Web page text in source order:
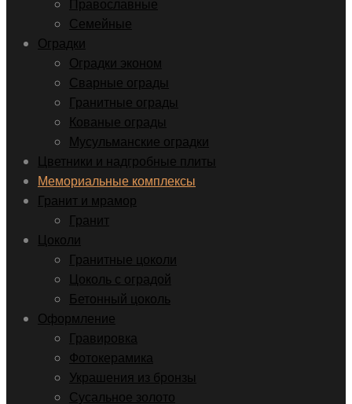
Православные
Семейные
Оградки
Оградки эконом
Сварные ограды
Гранитные ограды
Кованые ограды
Мусульманские оградки
Цветники и надгробные плиты
Мемориальные комплексы
Гранит и мрамор
Гранит
Цоколи
Гранитные цоколи
Цоколь с оградой
Бетонный цоколь
Оформление
Гравировка
Фотокерамика
Украшения из бронзы
Сусальное золото